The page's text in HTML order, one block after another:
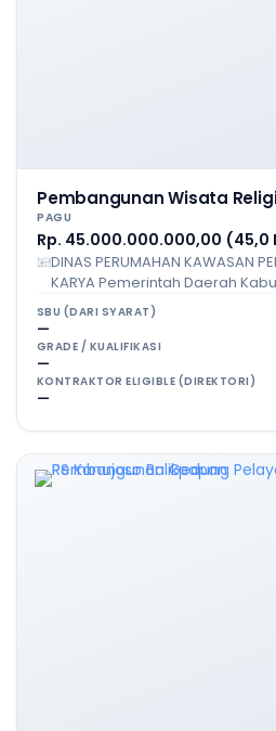
Pembangunan Wisata
PAGU
Rp. 45.000.000.000,00 (45,0
DINAS PERUMAHAN KAWASAN
KARYA Pemerintah Daerah
SBU (DARI SYARAT)
—
GRADE / KUALIFIKASI
—
KONTRAKTOR ELIGIBLE (DIREKTORI)
—